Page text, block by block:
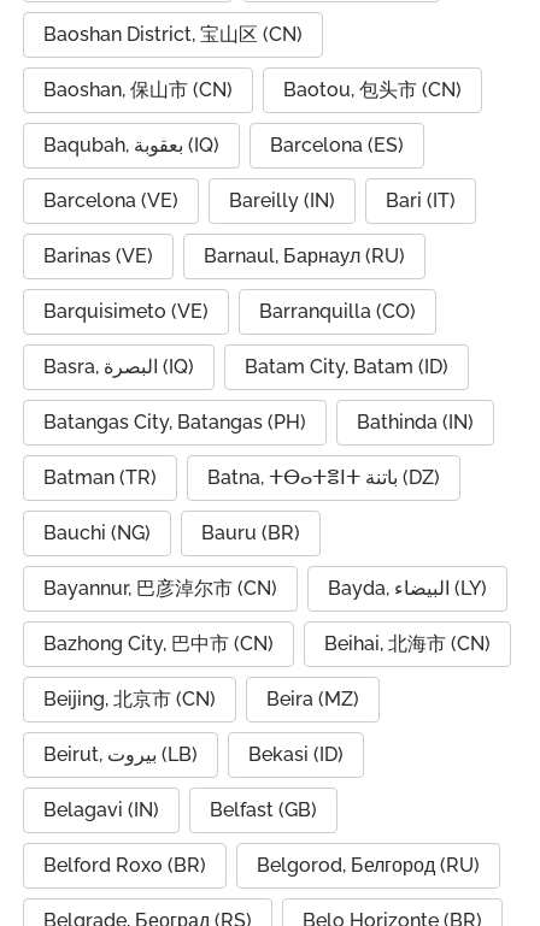
Baoshan District, 宝山区 (CN)
Baoshan, 保山市 (CN) Baotou, 包头市 (CN)
Baqubah, بعقوبة (IQ) Barcelona (ES)
Barcelona (VE) Bareilly (IN) Bari (IT)
Barinas (VE) Barnaul, Барнаул (RU)
Barquisimeto (VE) Barranquilla (CO)
Basra, البصرة (IQ) Batam City, Batam (ID)
Batangas City, Batangas (PH) Bathinda (IN)
Batman (TR) Batna, ⵜⴱⴰⵜⴻⵏⵜ باتنة (DZ)
Bauchi (NG) Bauru (BR)
Bayannur, 巴彦淖尔市 (CN) Bayda, البيضاء (LY)
Bazhong City, 巴中市 (CN) Beihai, 北海市 (CN)
Beijing, 北京市 (CN) Beira (MZ)
Beirut, بيروت (LB) Bekasi (ID)
Belagavi (IN) Belfast (GB)
Belford Roxo (BR) Belgorod, Белгород (RU)
Belgrade, Београд (RS) Belo Horizonte (BR)